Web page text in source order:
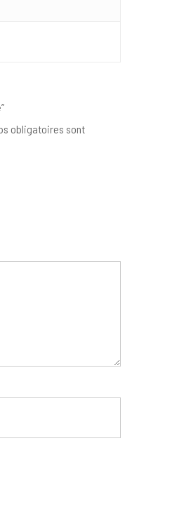
obligatoires sont